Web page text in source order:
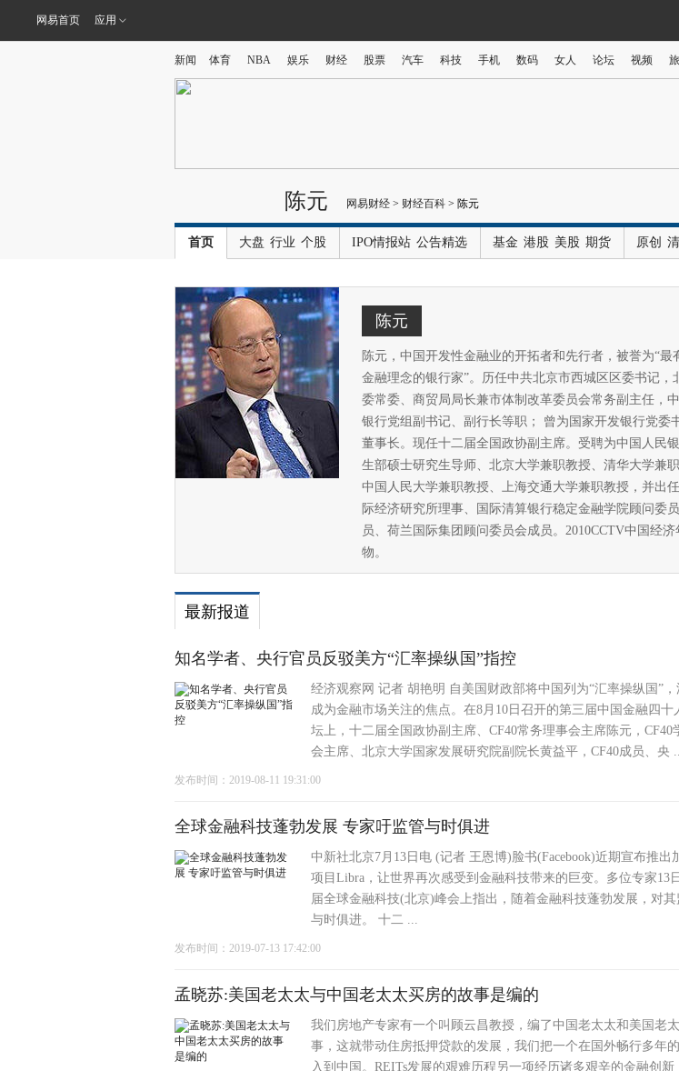
网易首页 应用
新闻 体育 NBA 娱乐 财经 股票 汽车 科技 手机 数码 女人 论坛 视频
陈元 网易财经 > 财经百科 > 陈元
首页 大盘 行业 个股 IPO情报站 公告精选 基金 港股 美股 期货 原创
陈元
陈元，中国开发性金融业的开拓者和先行者，被誉为“最
金融理念的银行家”。历任中共北京市西城区区委书记，
委常委、商贸局局长兼市体制改革委员会常务副主任，
银行党组副书记、副行长等职； 曾为国家开发银行党委
董事长。现任十二届全国政协副主席。受聘为中国人民
生部硕士研究生导师、北京大学兼职教授、清华大学兼职
中国人民大学兼职教授、上海交通大学兼职教授，并出
际经济研究所理事、国际清算银行稳定金融学院顾问委
员、荷兰国际集团顾问委员会成员。2010CCTV中国经济
物。
最新报道
知名学者、央行官员反驳美方“汇率操纵国”指控
经济观察网 记者 胡艳明 自美国财政部将中国列为“汇率操纵国”，
成为金融市场关注的焦点。在8月10日召开的第三届中国金融四十
坛上，十二届全国政协副主席、CF40常务理事会主席陈元，CF40
会主席、北京大学国家发展研究院副院长黄益平，CF40成员、央
发布时间：2019-08-11 19:31:00
全球金融科技蓬勃发展 专家吁监管与时俱进
中新社北京7月13日电 (记者 王恩博)脸书(Facebook)近期宣布推出
项目Libra，让世界再次感受到金融科技带来的巨变。多位专家13
届全球金融科技(北京)峰会上指出，随着金融科技蓬勃发展，对
与时俱进。 十二 ...
发布时间：2019-07-13 17:42:00
孟晓苏:美国老太太与中国老太太买房的故事是编的
我们房地产专家有一个叫顾云昌教授，编了中国老太太和美国老
事，这就带动住房抵押贷款的发展，我们把一个在国外畅行多年的
入到中国。REITs发展的艰难历程另一项经历诸多艰辛的金融创新